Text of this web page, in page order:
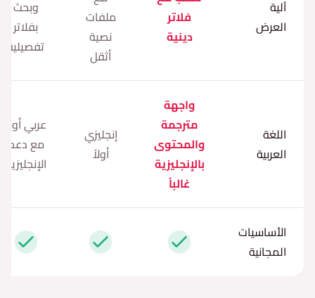
آلية
العرض
فلاتر
دينية
ملفات
نصية
أثقل
وبحث
بفلاتر
تفصيلية
اللغة
العربية
واجهة
مترجمة
والمحتوى
بالإنجليزية
غالباً
إنجليزي
أولاً
عربي أولاً
مع دعم
الإنجليزية
الأساسيات
المجانية
نعم نعم نعم